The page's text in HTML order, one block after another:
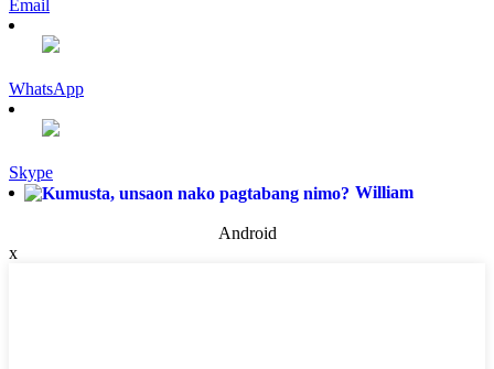
Email
WhatsApp
Skype
William
Android
x